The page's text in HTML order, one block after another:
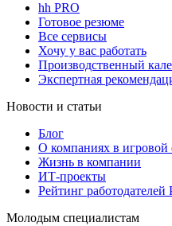
hh PRO
Готовое резюме
Все сервисы
Хочу у вас работать
Производственный
Экспертная
Новости и статьи
Блог
О компаниях в игровой
Жизнь в компании
ИТ-проекты
Рейтинг работодателей
Молодым специалистам